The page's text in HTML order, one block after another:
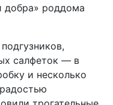
добра» роддома
салфеток — в
и несколько